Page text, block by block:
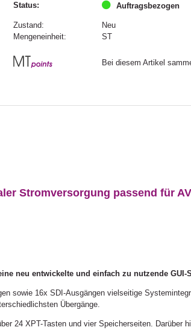
Status:
Auftragsbezogen
Zustand:
Neu
Mengeneinheit:
ST
Bei diesem Artikel
Stromversorgung passend für
neu entwickelte und einfach zu nutzende
sowie 16x SDI-Ausgängen vielseitige
Übergänge.
24 XPT-Tasten und vier Speicherseiten. Darüber